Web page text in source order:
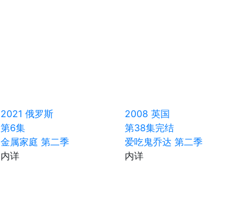
2021 俄罗斯
第6集
金属家庭 第二季
内详
2008 英国
第38集完结
爱吃鬼乔达 第二季
内详